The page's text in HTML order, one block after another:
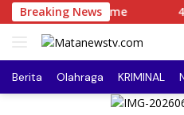
Langsung
ke
Breaking News
Premanisme 49
Berita Olahraga KRIMINAL